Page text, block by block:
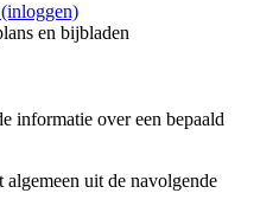
en bijbladen
informatie over een bepaald
algemeen uit de navolgende